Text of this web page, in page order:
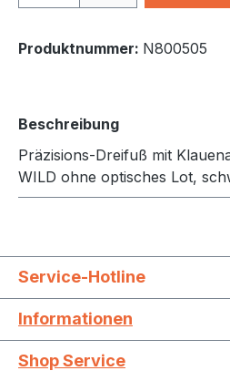
Produktnummer: N800505
Beschreibung
Präzisions-Dreifuß mit
WILD ohne optisches Lot,
Service-Hotline
Informationen
Shop Service